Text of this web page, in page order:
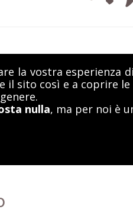
la vostra esperienza
il sito così e a coprire
nulla, ma per noi è